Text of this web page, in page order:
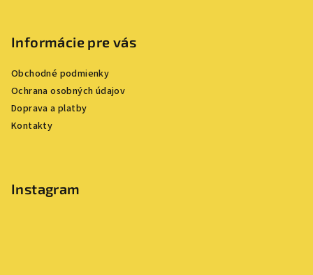
Informácie pre vás
Obchodné podmienky
Ochrana osobných údajov
Doprava a platby
Kontakty
Instagram